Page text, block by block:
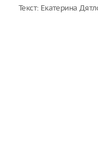
Текст: Екатерина